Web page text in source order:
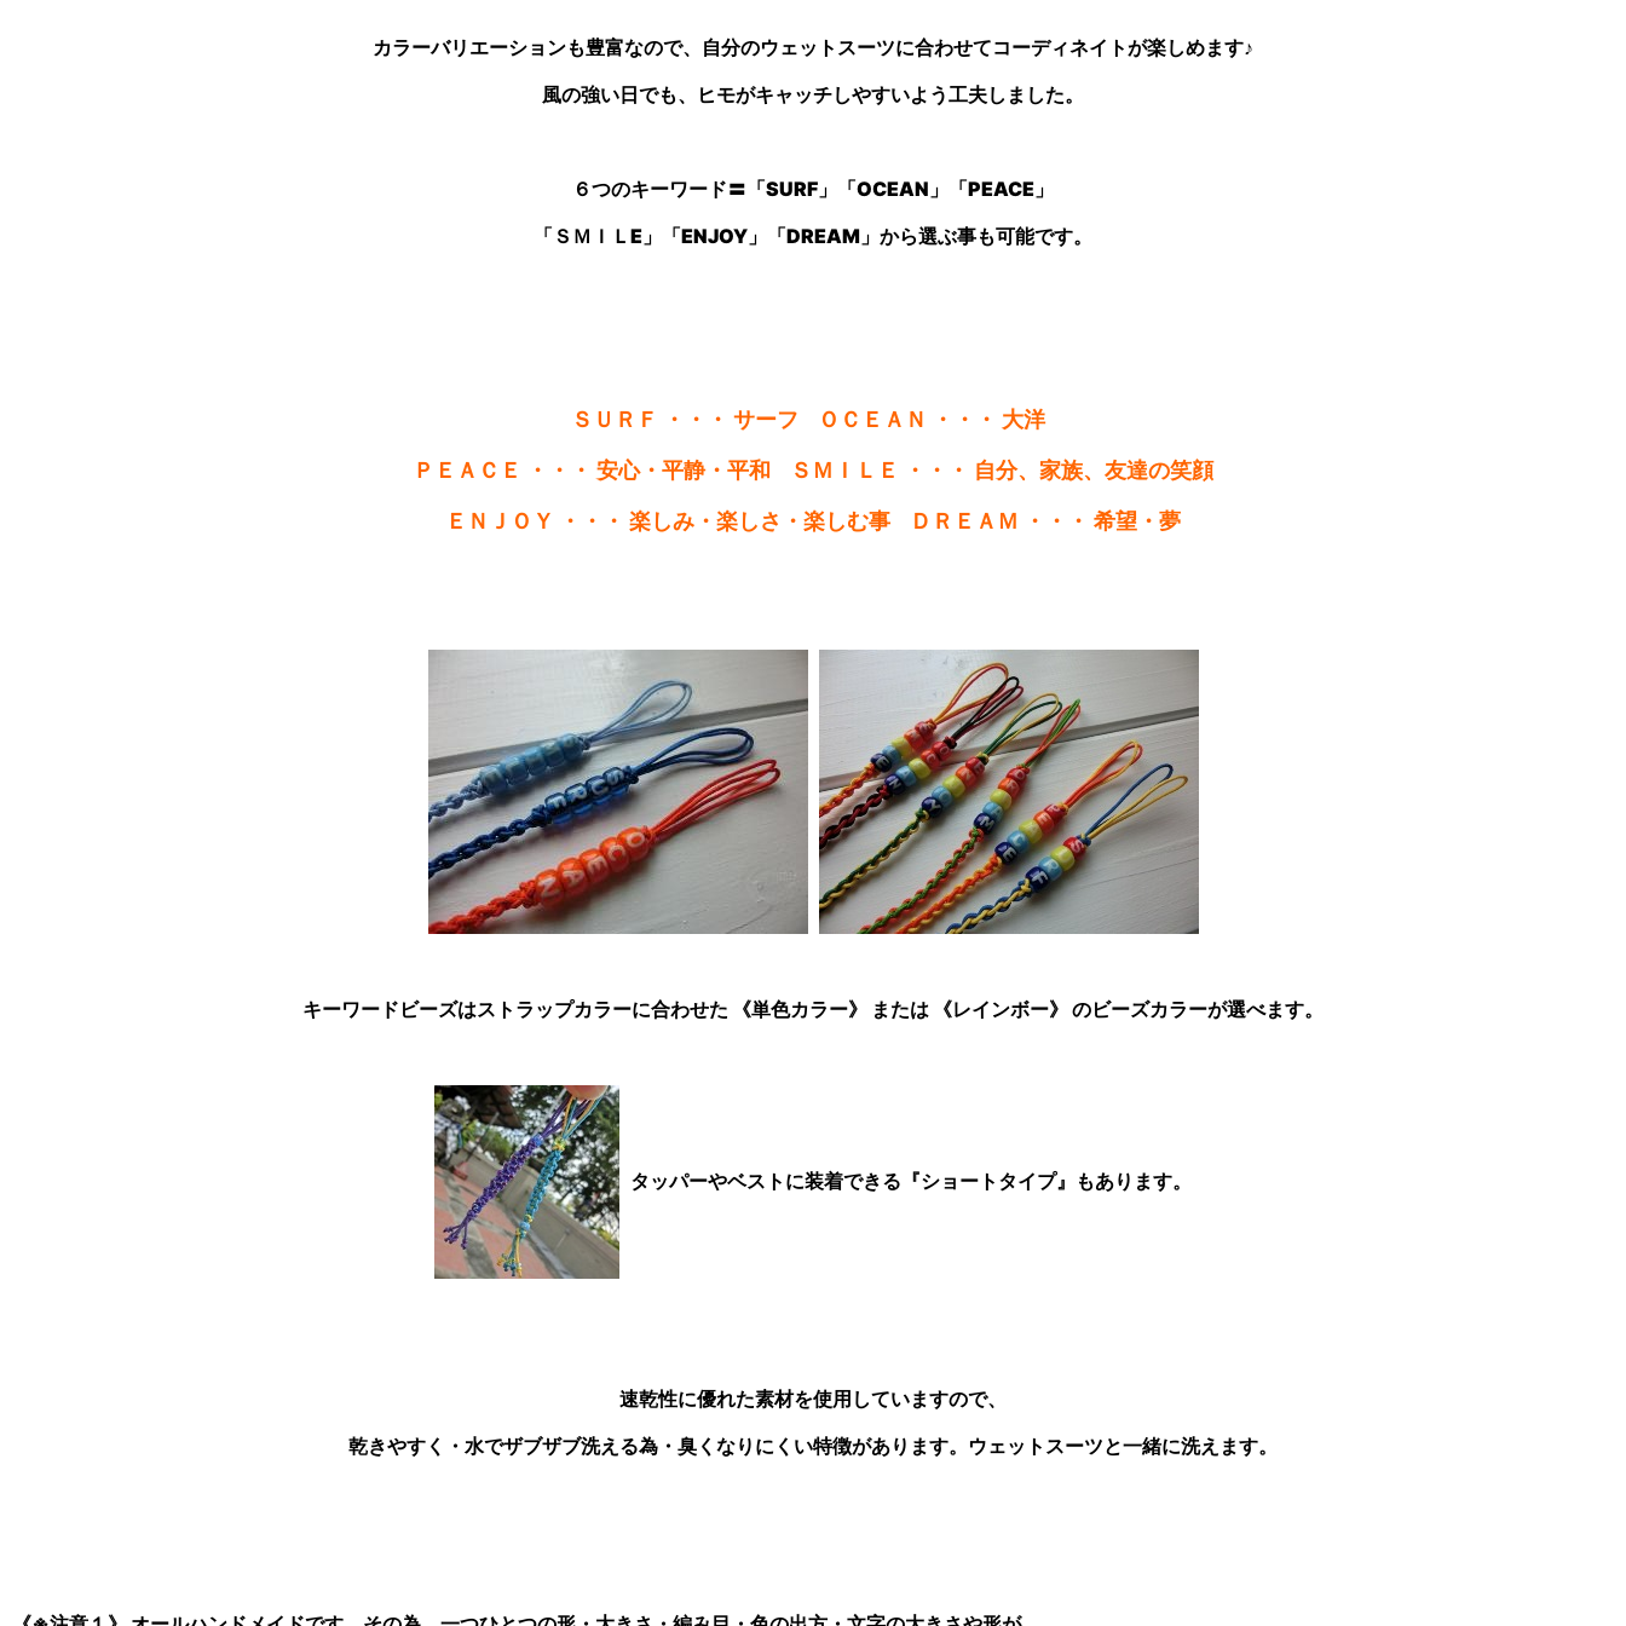
カラーバリエーションも豊富なので、自分のウェットスーツに合わせてコーディネイトが楽しめます♪
風の強い日でも、ヒモがキャッチしやすいよう工夫しました。
６つのキーワード〓「SURF」「OCEAN」
「PEACE」
「ＳＭＩＬE」「ENJOY」「DREAM」から選ぶ事も可能です。
ＳＵＲＦ ・・・ サーフ ＯＣＥＡＮ ・・・ 大洋
ＰＥＡＣＥ ・・・ 安心・平静・平和 ＳＭＩＬＥ ・・・ 自分、家族、友達の笑顔
ＥＮＪＯＹ ・・・ 楽しみ・楽しさ・楽しむ事 ＤＲＥＡＭ ・・・ 希望・夢
キーワードビーズはストラップカラーに合わせた 《単色カラー》 または 《レインボー》 のビーズカラーが選べます。
タッパーやベストに装着できる『ショートタイプ』もあります。
速乾性に優れた素材を使用していますので、
乾きやすく・水でザブザブ洗える為・臭くなりにくい特徴があります。ウェットスーツと一緒に洗えます。